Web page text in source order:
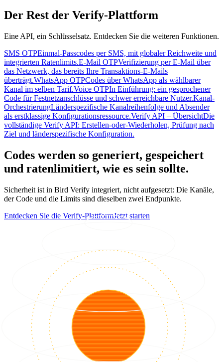
Der Rest der Verify-Plattform
Eine API, ein Schlüsselsatz. Entdecken Sie die weiteren Funktionen.
SMS OTPEinmal-Passcodes per SMS, mit globaler Reichweite und
integrierten Ratenlimits.E-Mail OTPVerifizierung per E-Mail über
das Netzwerk, das bereits Ihre Transaktions-E-Mails
überträgt.WhatsApp OTPCodes über WhatsApp als wählbarer
Kanal im selben Tarif.Voice OTPIn Einführung: ein gesprochener
Code für Festnetzanschlüsse und schwer erreichbare Nutzer.Kanal-
OrchestrierungLänderspezifische Kanalreihenfolge und Absender
als erstklassige Konfigurationsressource.Verify API – ÜbersichtDie
vollständige Verify API: Erstellen-oder-Wiederholen, Prüfung nach
Ziel und länderspezifische Konfiguration.
Codes werden so generiert, gespeichert
und ratenlimitiert, wie es sein sollte.
Sicherheit ist in Bird Verify integriert, nicht aufgesetzt: Die Kanäle,
der Code und die Limits sind dieselben zwei Endpunkte.
Entdecken Sie die Verify-PlattformJetzt starten